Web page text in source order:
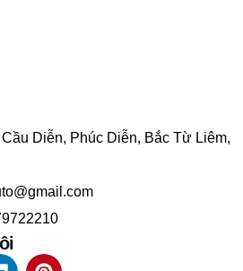
Diễn, Phúc Diễn, Bắc Từ Liêm,